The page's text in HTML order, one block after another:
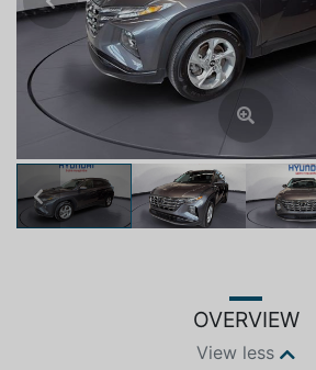
Previous
Previous
OVERVIEW
View less